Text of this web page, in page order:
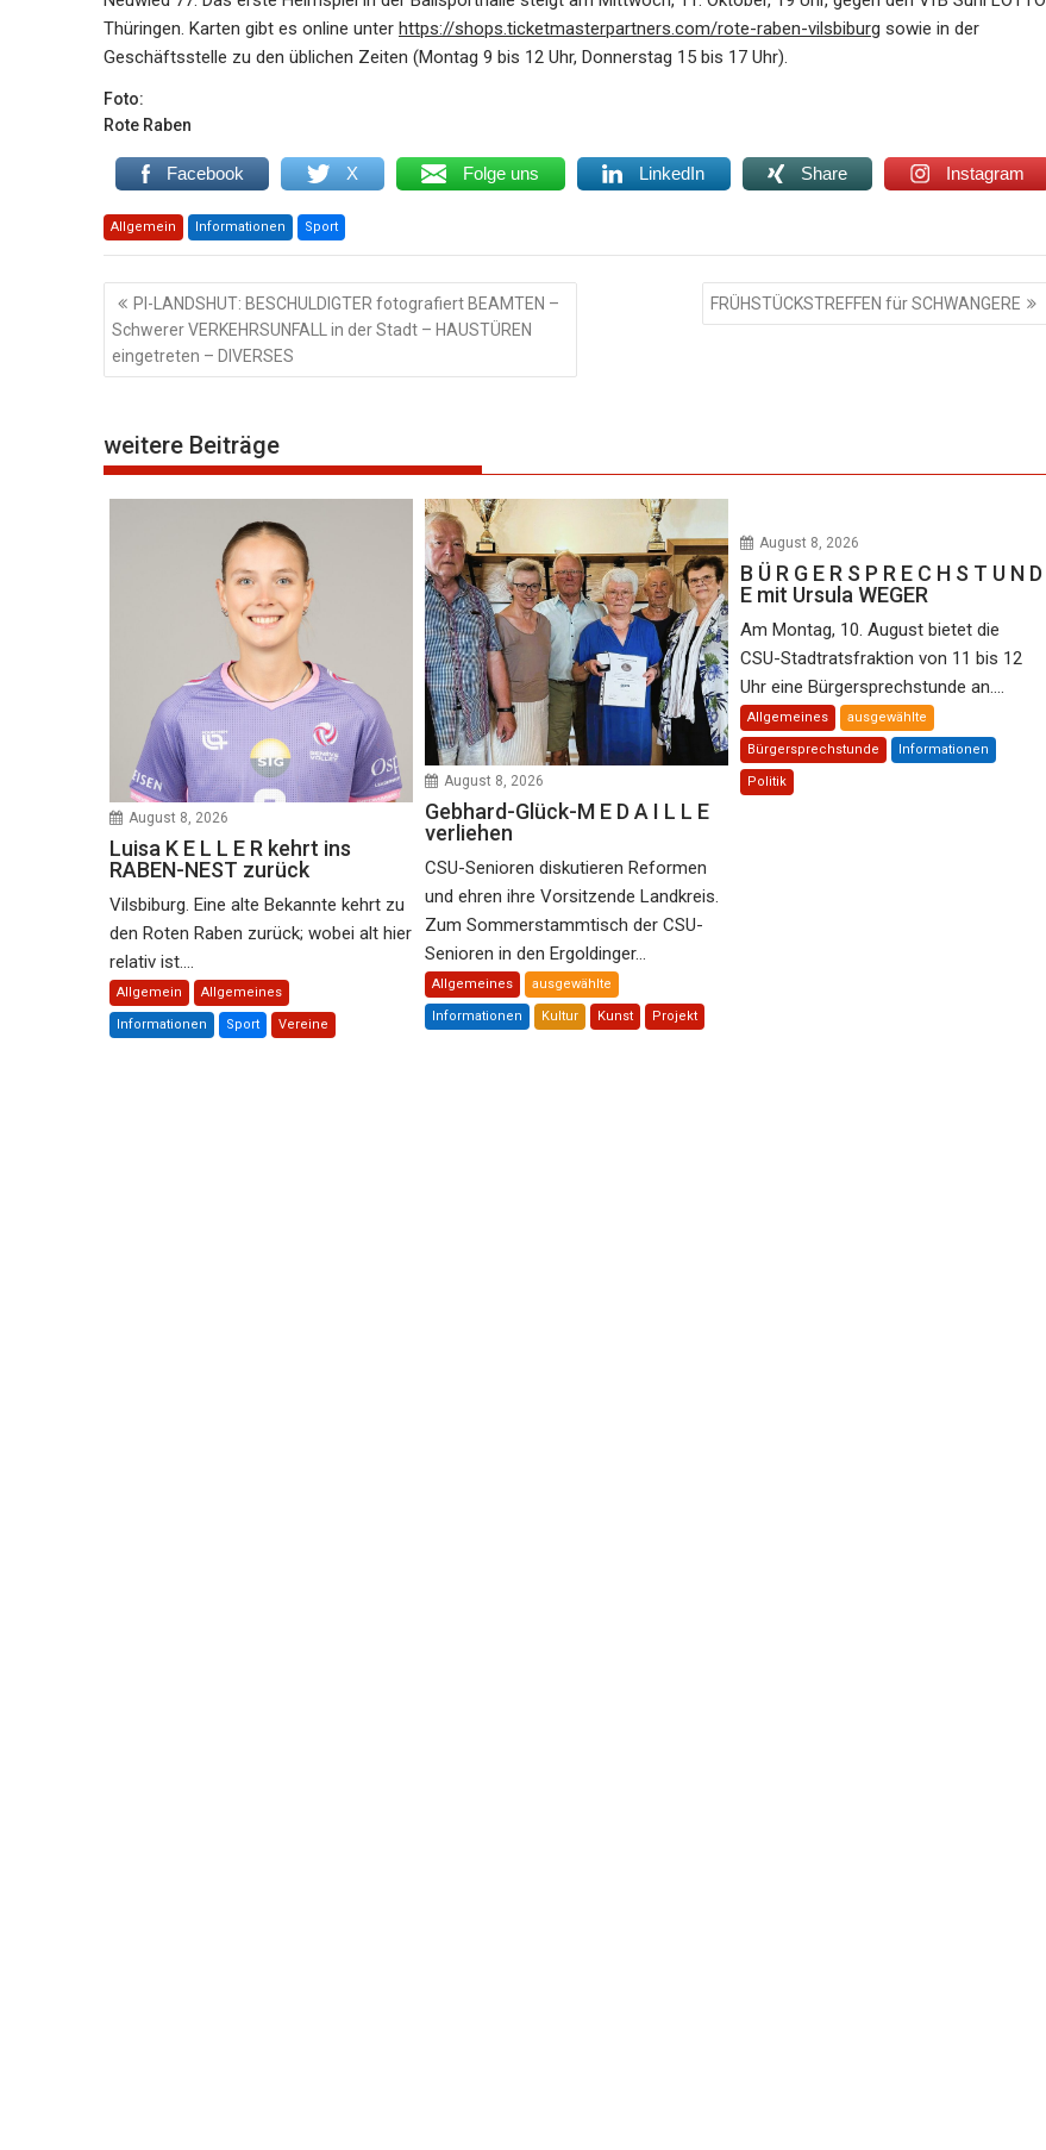
Thüringen. Karten gibt es online unter https://shops.ticketmasterpartners.com/rote-raben-vilsbiburg sowie in der
Geschäftsstelle zu den üblichen Zeiten (Montag 9 bis 12 Uhr, Donnerstag 15 bis 17 Uhr).
Foto:
Rote Raben
Facebook X Folge uns LinkedIn Share Instagram
Allgemein Informationen Sport
Beitragsnavigation
PI-LANDSHUT: BESCHULDIGTER fotografiert BEAMTEN –
Schwerer VERKEHRSUNFALL in der Stadt – HAUSTÜREN
eingetreten – DIVERSES
FRÜHSTÜCKSTREFFEN für SCHWANGERE
weitere Beiträge
August 8, 2026
Luisa K E L L E R kehrt ins
RABEN-NEST zurück
Vilsbiburg. Eine alte Bekannte kehrt zu
den Roten Raben zurück; wobei alt hier
relativ ist....
Allgemein Allgemeines
Informationen Sport Vereine
August 8, 2026
Gebhard-Glück-M E D A I L L E
verliehen
CSU-Senioren diskutieren Reformen
und ehren ihre Vorsitzende Landkreis.
Zum Sommerstammtisch der CSU-
Senioren in den Ergoldinger...
Allgemeines ausgewählte
Informationen Kultur Kunst Projekt
August 8, 2026
B Ü R G E R S P R E C H S T U N D
E mit Ursula WEGER
Am Montag, 10. August bietet die
CSU-Stadtratsfraktion von 11 bis 12
Uhr eine Bürgersprechstunde an....
Allgemeines ausgewählte
Bürgersprechstunde Informationen
Politik